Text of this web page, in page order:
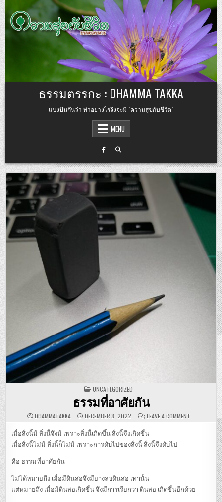
Skip to content
ธรรมตรรกะ : DHAMMA TAKKA
แบ่งปันกันว่า ทำอย่างไรจึงจะมี "ความสุขกับชีวิต"
MENU
POSTED IN
UNCATEGORIZED
ธรรมที่อาศัยกัน
DHAMMATAKKA DECEMBER 8, 2022 LEAVE A COMMENTON ธรรมที่อ
เมื่อสิ่งนี้มี สิ่งนี้จึงมี เพราะสิ่งนี้เกิดขึ้น สิ่งนี้จึงเกิดขึ้น
เมื่อสิ่งนี้ไม่มี สิ่งนี้ก็ไม่มี เพราะการดับไปของสิ่งนี้ สิ่งนี้จึงดับไป
คือ ธรรมที่อาศัยกัน
ไม่ได้หมายถึง เมื่อมีดินสอจึงมียางลบดินสอ เท่านั้น
แต่หมายถึง เมื่อมีดินสอเกิดขึ้น จึงมีการเรียกว่า ดินสอ เกิดขึ้นอีกด้วย